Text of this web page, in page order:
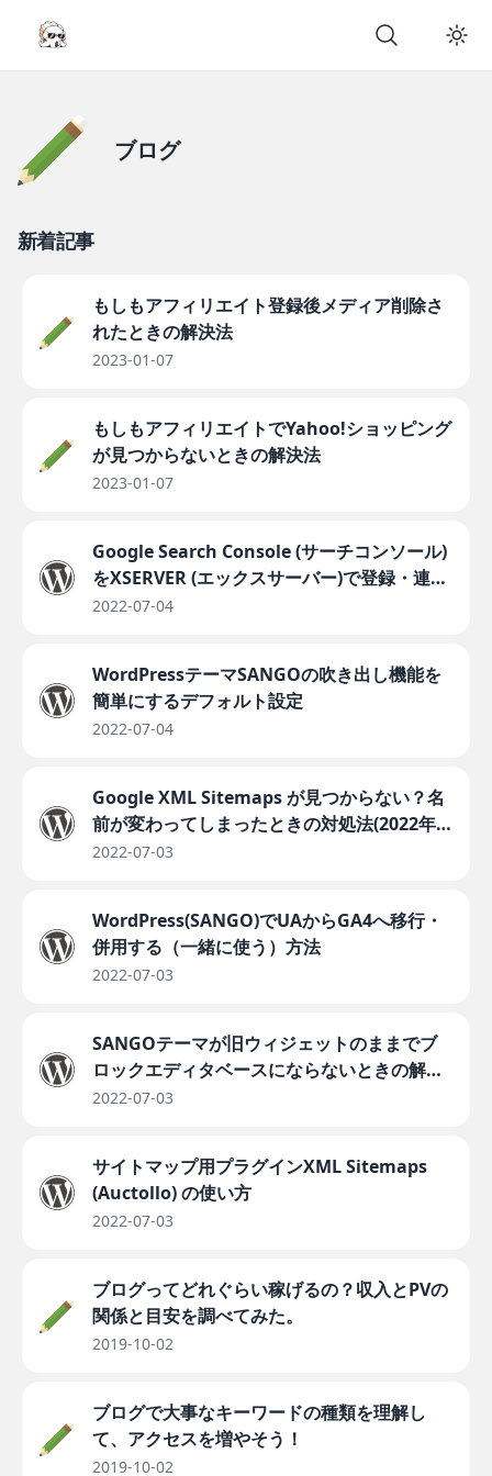
ブログ
新着記事
もしもアフィリエイト登録後メディア削除さ
れたときの解決法
2023-01-07
もしもアフィリエイトでYahoo!ショッピング
が見つからないときの解決法
2023-01-07
Google Search Console (サーチコンソール)
をXSERVER (エックスサーバー)で登録・連携
する設定方法
2022-07-04
WordPressテーマSANGOの吹き出し機能を
簡単にするデフォルト設定
2022-07-04
Google XML Sitemaps が見つからない？名
前が変わってしまったときの対処法(2022年
版)
2022-07-03
WordPress(SANGO)でUAからGA4へ移行・
併用する（一緒に使う）方法
2022-07-03
SANGOテーマが旧ウィジェットのままでブ
ロックエディタベースにならないときの解決
法
2022-07-03
サイトマップ用プラグインXML Sitemaps
(Auctollo) の使い方
2022-07-03
ブログってどれぐらい稼げるの？収入とPVの
関係と目安を調べてみた。
2019-10-02
ブログで大事なキーワードの種類を理解し
て、アクセスを増やそう！
2019-10-02